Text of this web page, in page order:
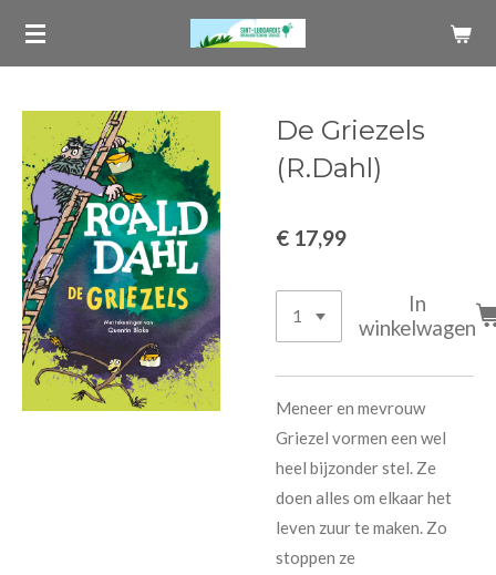
Ga
de
hoofdinhoud
De Griezels
(R.Dahl)
€ 17,99
In
winkelwagen
Meneer en mevrouw
Griezel vormen een wel
heel bijzonder stel. Ze
doen alles om elkaar het
leven zuur te maken. Zo
stoppen ze